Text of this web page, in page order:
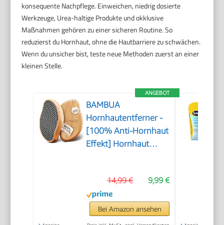
konsequente Nachpflege. Einweichen, niedrig dosierte
Werkzeuge, Urea-haltige Produkte und okklusive
Maßnahmen gehören zu einer sicheren Routine. So
reduzierst du Hornhaut, ohne die Hautbarriere zu schwächen.
Wenn du unsicher bist, teste neue Methoden zuerst an einer
kleinen Stelle.
ANGEBOT
BAMBUA
Hornhautentferner -
[100% Anti-Hornhaut
Effekt] Hornhaut
Füße - Effektives
Nano Glas -
Professionelle
Pediküre - Premium
9,99 €
14,99 €
Bei Amazon ansehen